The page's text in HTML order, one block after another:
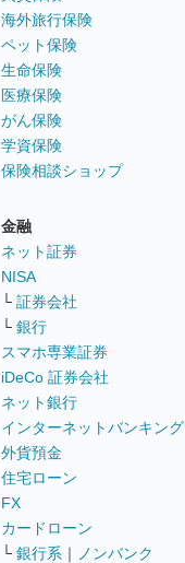
海外旅行保険
ペット保険
生命保険
医療保険
がん保険
学資保険
保険相談ショップ
金融
ネット証券
NISA
└ 証券会社
└ 銀行
スマホ専業証券
iDeCo 証券会社
ネット銀行
インターネットバンキング
外貨預金
住宅ローン
FX
カードローン
└ 銀行系 ｜
ノンバンク